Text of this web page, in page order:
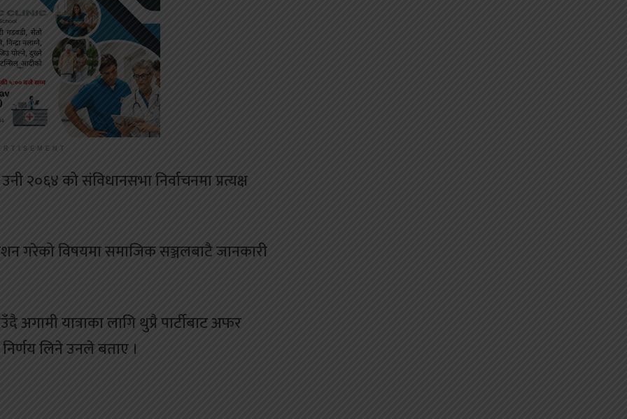
को संविधानसभा निर्वाचनमा प्रत्यक्ष
गरेको विषयमा समाजिक सञ्जलबाटै जानकारी
अगामी यात्राका लागि थुप्रै पार्टीबाट अफर
लिने उनले बताए ।